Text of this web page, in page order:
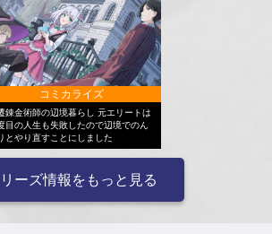
コミカライズ
錬金術師の辺境暮らし 元エリートは
目の人生も失敗したので辺境でのん
とやり直すことにしました
ーズ情報をもっと見る